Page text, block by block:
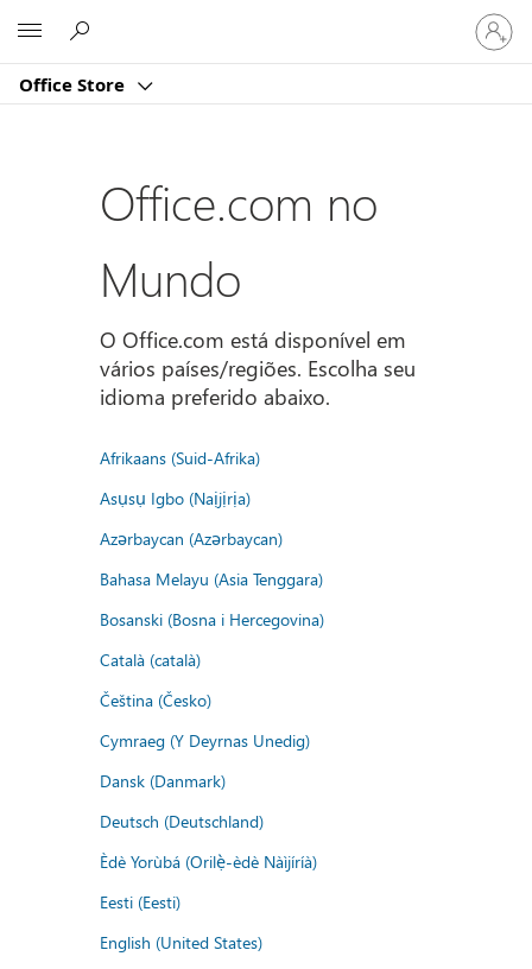
Office Store
Entre
em
sua
Office.com no
Mundo
O Office.com está disponível em
vários países/regiões. Escolha seu
idioma preferido abaixo.
Afrikaans (Suid-Afrika)
Asụsụ Igbo (Naịjịrịa)
Azərbaycan (Azərbaycan)
Bahasa Melayu (Asia Tenggara)
Bosanski (Bosna i Hercegovina)
Català (català)
Čeština (Česko)
Cymraeg (Y Deyrnas Unedig)
Dansk (Danmark)
Deutsch (Deutschland)
Èdè Yorùbá (Orilẹ̀-èdè Nàìjíríà)
Eesti (Eesti)
English (United States)